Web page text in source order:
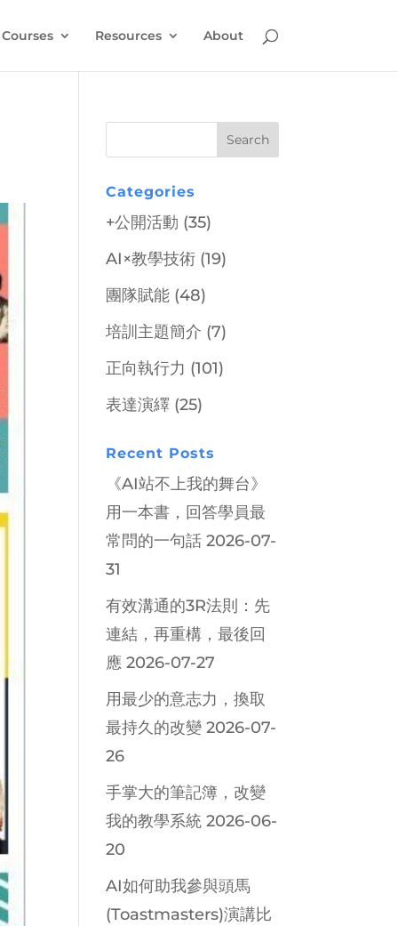
Courses Resources About
Categories
+公開活動 (35)
AI×教學技術 (19)
團隊賦能 (48)
培訓主題簡介 (7)
正向執行力 (101)
表達演繹 (25)
Recent Posts
《AI站不上我的舞台》
用一本書，回答學員最
常問的一句話 2026-07-
31
有效溝通的3R法則：先
連結，再重構，最後回
應 2026-07-27
用最少的意志力，換取
最持久的改變 2026-07-
26
手掌大的筆記簿，改變
我的教學系統 2026-06-
20
AI如何助我參與頭馬
(Toastmasters)演講比